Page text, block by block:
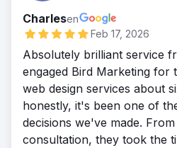
Charlesen
Feb 17, 2026
Absolutely brilliant service
engaged Bird Marketing for
web design services about
honestly, it's been one of
decisions we've made.
consultation, they took the